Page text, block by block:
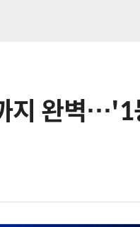
지 완벽